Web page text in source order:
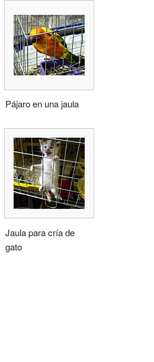
Pájaro en una jaula
Jaula para cría de
gato